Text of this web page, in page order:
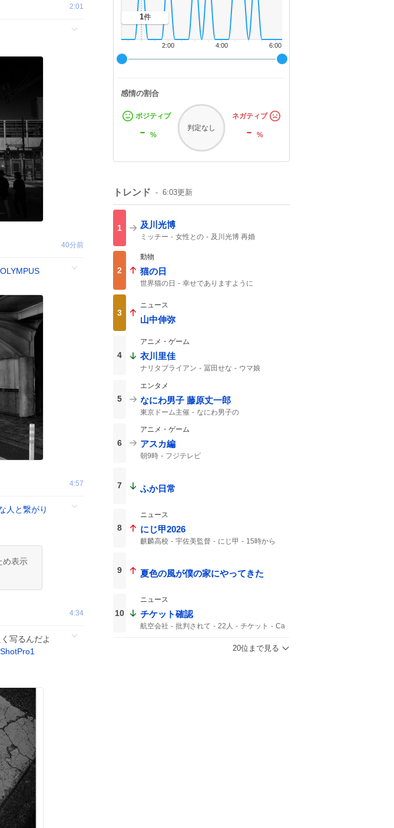
2:01
40分前
OLYMPUS
4:57
人と繋がり
め表示
4:34
写るんだよ
6:00
4:00
2:00
1件
感情の割合
ポジティブ
- %
判定なし
ネガティブ
-%
トレンド 6:03更新
1 及川光博
ミッチー 女性との
及川光博 再婚
俳優として
2
動物
猫の日
世界猫の日
幸せでありますように
3
ニュース
山中伸弥
4
アニメ・ゲーム
衣川里佳
ナリタブライアン 冨田せな
ウマ娘
5
エンタメ
なにわ男子 藤原丈一郎
東京ドーム主催
なにわ男子の
東京ドーム
6
アニメ・ゲーム
アスカ編
朝9時 フジテレビ
7 ふか日常
8
ニュース
にじ甲2026
麒麟高校 宇佐美監督 にじ甲
15時から
9 夏色の風が僕の家にやってきた
10
ニュース
チケット確認
航空会社 批判されて 22人 チケット Ca
20位まで見る